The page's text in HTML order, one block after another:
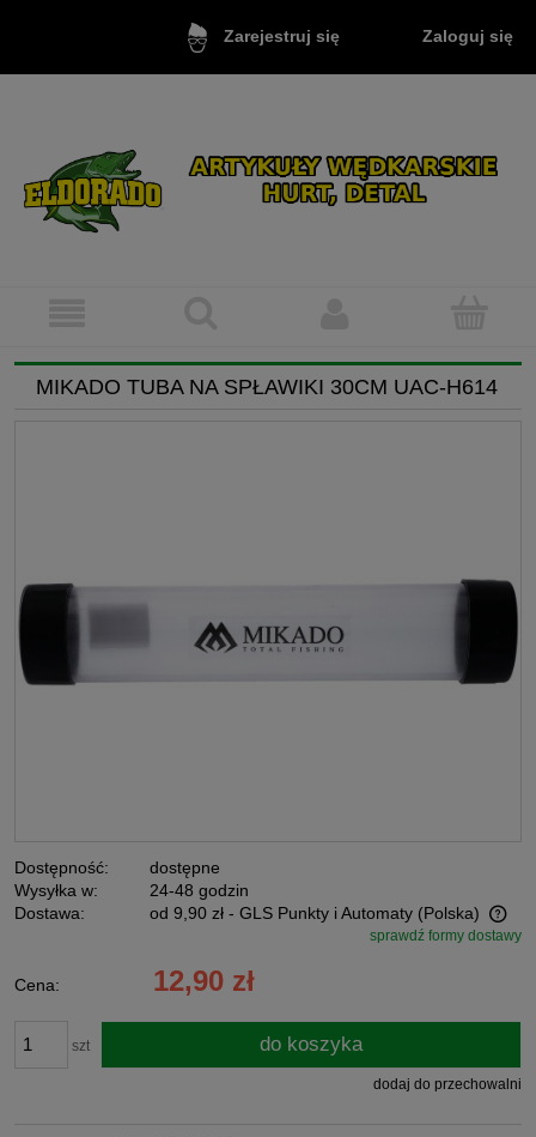
Zarejestruj się Zaloguj się
MIKADO TUBA NA SPŁAWIKI 30CM UAC-H614
Dostępność:
dostępne
Wysyłka w:
24-48 godzin
Dostawa:
od 9,90 zł - GLS Punkty i Automaty (Polska)
Cena nie zawiera ewentualnych kosztów płatnościsprawdź formy dostawy
Cena: 12,90 zł
szt do koszyka
dodaj do przechowalni